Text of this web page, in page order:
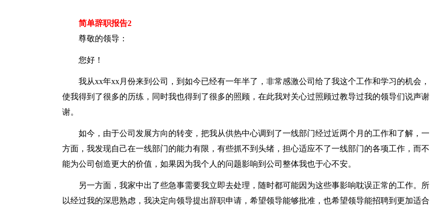
简单辞职报告2
尊敬的领导：
您好！
我从xx年xx月份来到公司，到如今已经有一年半了，非常感激公司给了我这个工作和学习的机会，
使我得到了很多的历练，同时我也得到了很多的照顾，在此我对关心过照顾过教导过我的领导们说声谢
谢。
如今，由于公司发展方向的转变，把我从供热中心调到了一线部门经过近两个月的工作和了解，一
方面，我发现自己在一线部门的能力有限，有些抓不到头绪，担心适应不了一线部门的各项工作，而不
能为公司创造更大的价值，如果因为我个人的问题影响到公司整体我也于心不安。
另一方面，我家中出了些急事需要我立即去处理，随时都可能因为这些事影响耽误正常的工作。所
以经过我的深思熟虑，我决定向领导提出辞职申请，希望领导能够批准，也希望领导能招聘到更加适合